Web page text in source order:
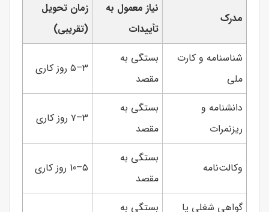
مدرک
نیاز معمول به
تأییدات
زمان تحویل
(تقریبی)
شناسنامه و کارت
ملی
بستگی به
مقصد
۳–۵ روز کاری
دانشنامه و
ریزنمرات
بستگی به
مقصد
3–۷ روز کاری
وکالت‌نامه
بستگی به
مقصد
۵–10 روز کاری
گواهی شغلی یا
بستگی به